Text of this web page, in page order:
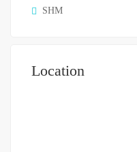
SHM
Location